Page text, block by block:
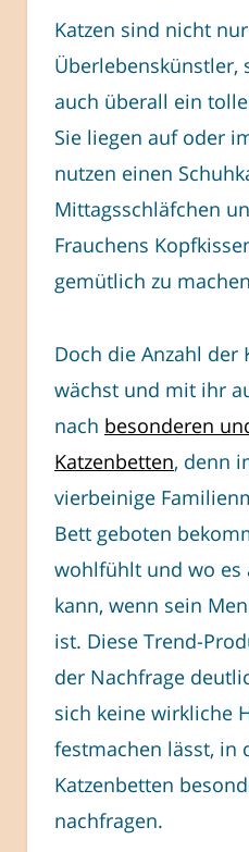
Katzen sind nicht nur
Überlebenskünstler,
auch überall ein
Sie liegen auf oder
nutzen einen
Mittagsschläfchen
Frauchens
gemütlich zu
Doch die Anzahl der
wächst und mit ihr
nach besonderen
Katzenbetten, denn
vierbeinige
Bett geboten
wohlfühlt und wo es
kann, wenn sein
ist. Diese Trend-
der Nachfrage
sich keine wirkliche
festmachen lässt, in
Katzenbetten
nachfragen.